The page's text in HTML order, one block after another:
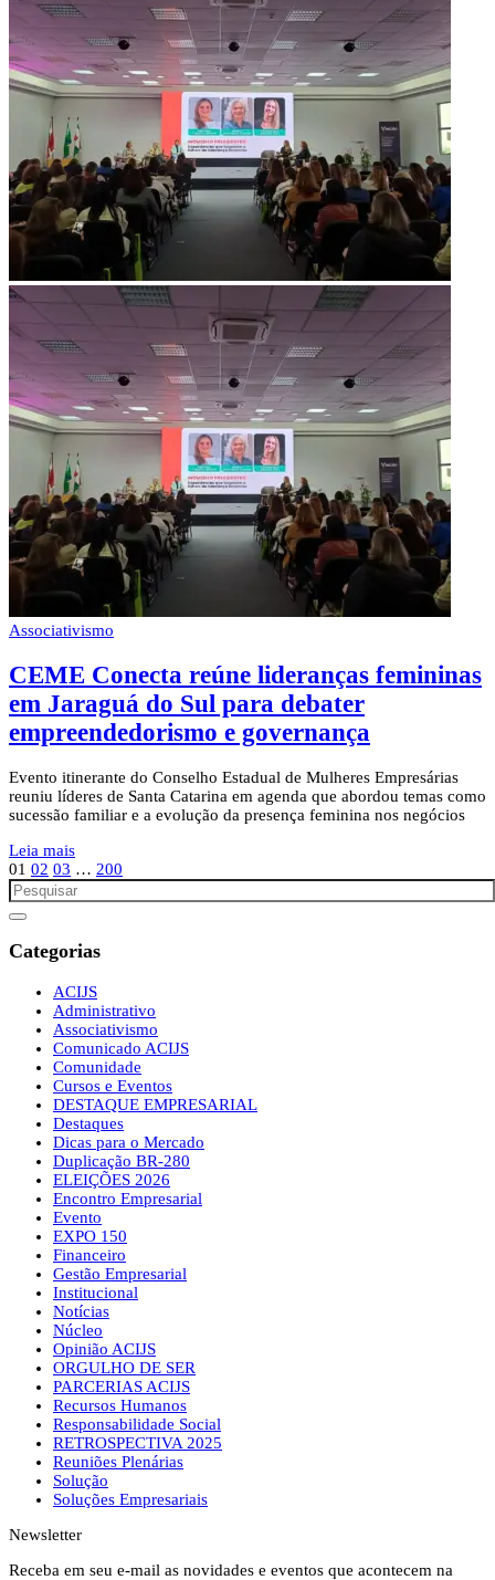
Associativismo
CEME Conecta reúne lideranças femininas
em Jaraguá do Sul para debater
empreendedorismo e governança
Evento itinerante do Conselho Estadual de Mulheres Empresárias
reuniu líderes de Santa Catarina em agenda que abordou temas como
sucessão familiar e a evolução da presença feminina nos negócios
Leia mais
01 02 03 … 200
Categorias
ACIJS
Administrativo
Associativismo
Comunicado ACIJS
Comunidade
Cursos e Eventos
DESTAQUE EMPRESARIAL
Destaques
Dicas para o Mercado
Duplicação BR-280
ELEIÇÕES 2026
Encontro Empresarial
Evento
EXPO 150
Financeiro
Gestão Empresarial
Institucional
Notícias
Núcleo
Opinião ACIJS
ORGULHO DE SER
PARCERIAS ACIJS
Recursos Humanos
Responsabilidade Social
RETROSPECTIVA 2025
Reuniões Plenárias
Solução
Soluções Empresariais
Newsletter
Receba em seu e-mail as novidades e eventos que acontecem na